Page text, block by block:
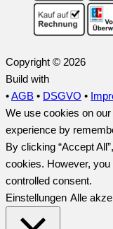
Copyright © 2026
Build with
•AGB • DSGVO •
We use cookies on
experience by
By clicking “Accept
cookies. However,
controlled consent.
Einstellungen Alle